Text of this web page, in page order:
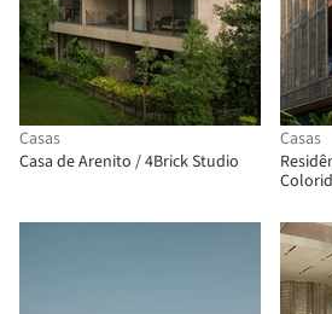
Casas
Casa de Arenito / 4Brick Studio
Casas